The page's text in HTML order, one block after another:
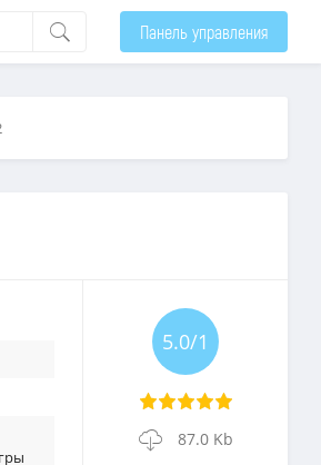
Панель управления
5.0/1
87.0 Kb